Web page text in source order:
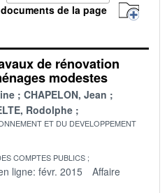
de la page
de rénovation
modestes
CHAPELON, Jean
Rodolphe
ET DU DEVELOPPEMENT
COMPTES PUBLICS
ligne: févr. 2015
Affaire